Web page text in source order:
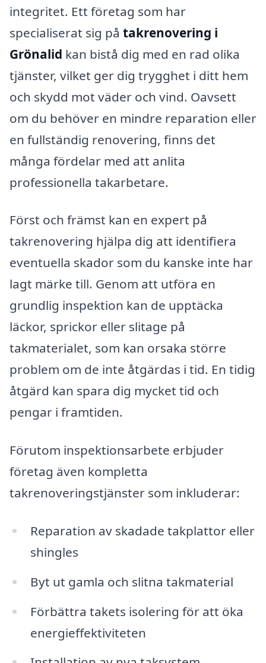
integritet. Ett företag som har
specialiserat sig på takrenovering i
Grönalid kan bistå dig med en rad olika
tjänster, vilket ger dig trygghet i ditt hem
och skydd mot väder och vind. Oavsett
om du behöver en mindre reparation eller
en fullständig renovering, finns det
många fördelar med att anlita
professionella takarbetare.
Först och främst kan en expert på
takrenovering hjälpa dig att identifiera
eventuella skador som du kanske inte har
lagt märke till. Genom att utföra en
grundlig inspektion kan de upptäcka
läckor, sprickor eller slitage på
takmaterialet, som kan orsaka större
problem om de inte åtgärdas i tid. En tidig
åtgärd kan spara dig mycket tid och
pengar i framtiden.
Förutom inspektionsarbete erbjuder
företag även kompletta
takrenoveringstjänster som inkluderar:
Reparation av skadade takplattor eller
shingles
Byt ut gamla och slitna takmaterial
Förbättra takets isolering för att öka
energieffektiviteten